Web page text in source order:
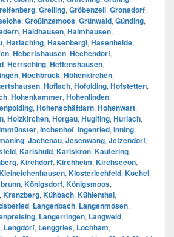
, Greiling, Gröbenzell, Gronsdorf,
, Großinzemoos, Grünwald, Günding,
, Haidhausen, Haimhausen,
, Harlaching, Hasenbergl, Hasenheide,
, Hebertshausen, Hechendorf,
, Herrsching, Hettenshausen,
, Hochbrück, Höhenkirchen,
, Hoflach, Hofolding, Hofstetten,
, Hohenkammer, Hohenlinden,
, Hohenschäftlarn, Hohenwart,
, Holzkirchen, Horgau, Huglfing, Hurlach,
, Inchenhof, Ingenried, Inning,
, Jachenau, Jesenwang, Jetzendorf,
, Karlshuld, Karlskron, Kaufering,
, Kirchdorf, Kirchheim, Kirchseeon,
, Klosterlechfeld, Kochel,
, Königsdorf, Königsmoos,
, Kranzberg, Kühbach, Kühlenthal,
, Langenbach, Langenmosen,
, Langerringen, Langweid,
, Lengdorf, Lenggries, Lochham,